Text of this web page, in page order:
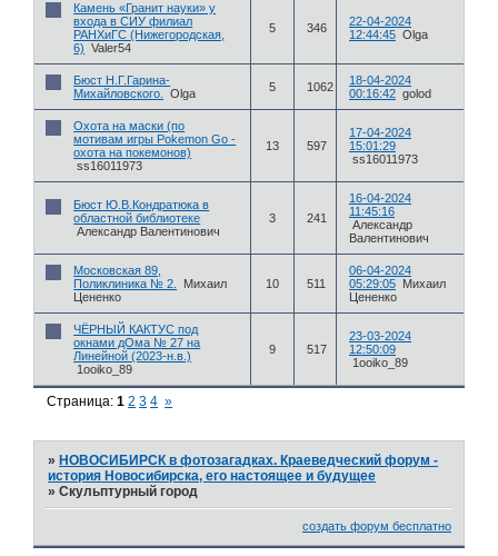
Камень «Гранит науки» у
входа в СИУ филиал
РАНХиГС (Нижегородская,
6)
Valer54
5 346
22-04-2024
12:44:45 Olga
Бюст Н.Г.Гарина-
Михайловского.
Olga 5 1062
18-04-2024
00:16:42 golod
Охота на маски (по
мотивам игры Pokemon Go -
охота на покемонов)
ss16011973
13 597
17-04-2024
15:01:29
ss16011973
Бюст Ю.В.Кондратюка в
областной библиотеке
Александр Валентинович
3 241
16-04-2024
11:45:16
Александр
Валентинович
Московская 89,
Поликлиника № 2.
Михаил
Цененко
10 511
06-04-2024
05:29:05 Михаил
Цененко
ЧЁРНЫЙ КАКТУС под
окнами дОма № 27 на
Линейной (2023-н.в.)
1ooiko_89
9 517
23-03-2024
12:50:09
1ooiko_89
Страница:1 2 3 4 »
»НОВОСИБИРСК в фотозагадках. Краеведческий форум -
история Новосибирска, его настоящее и будущее
»Скульптурный город
создать форум бесплатно